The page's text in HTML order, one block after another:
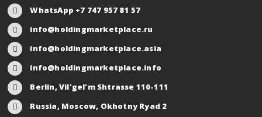
WhatsApp +7 747 957 81 57
info@holdingmarketplace.ru
info@holdingmarketplace.asia
info@holdingmarketplace.info
Berlin, Vil'gel'm Shtrasse 110-111
Russia, Moscow, Okhotny Ryad 2